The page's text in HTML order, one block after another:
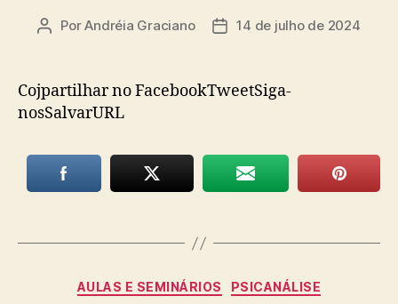
Autor
PorAndréia Graciano
Data14 de julho de 2024
Cojpartilhar no FacebookTweetSiga-
nosSalvarURL
Categorias
AULAS E SEMINÁRIOS PSICANÁLISE